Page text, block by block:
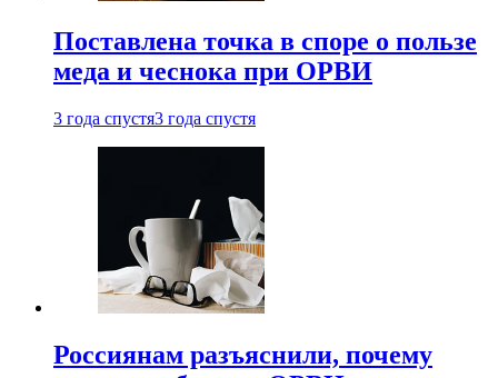
Поставлена точка в споре о пользе
меда и чеснока при ОРВИ
3 года спустя3 года спустя
Россиянам разъяснили, почему